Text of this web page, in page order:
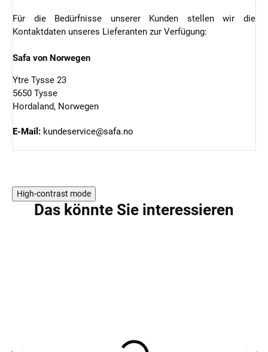
Für die Bedürfnisse unserer Kunden stellen wir die
Kontaktdaten unseres Lieferanten zur Verfügung:
Safa von Norwegen
Ytre Tysse 23
5650 Tysse
Hordaland, Norwegen
E-Mail: kundeservice@safa.no
High-contrast mode
Das könnte Sie interessieren